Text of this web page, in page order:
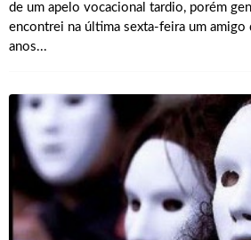
de um apelo vocacional tardio, porém
encontrei na última sexta-feira um amigo
anos...